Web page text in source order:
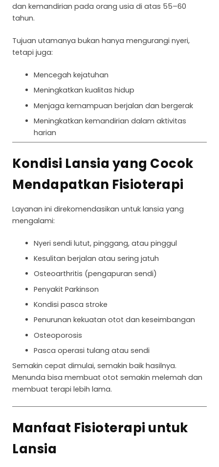
dan kemandirian pada orang usia di atas 55–60
tahun.
Tujuan utamanya bukan hanya mengurangi nyeri,
tetapi juga:
Mencegah kejatuhan
Meningkatkan kualitas hidup
Menjaga kemampuan berjalan dan bergerak
Meningkatkan kemandirian dalam aktivitas
harian
Kondisi Lansia yang Cocok
Mendapatkan Fisioterapi
Layanan ini direkomendasikan untuk lansia yang
mengalami:
Nyeri sendi lutut, pinggang, atau pinggul
Kesulitan berjalan atau sering jatuh
Osteoarthritis (pengapuran sendi)
Penyakit Parkinson
Kondisi pasca stroke
Penurunan kekuatan otot dan keseimbangan
Osteoporosis
Pasca operasi tulang atau sendi
Semakin cepat dimulai, semakin baik hasilnya.
Menunda bisa membuat otot semakin melemah dan
membuat terapi lebih lama.
Manfaat Fisioterapi untuk
Lansia